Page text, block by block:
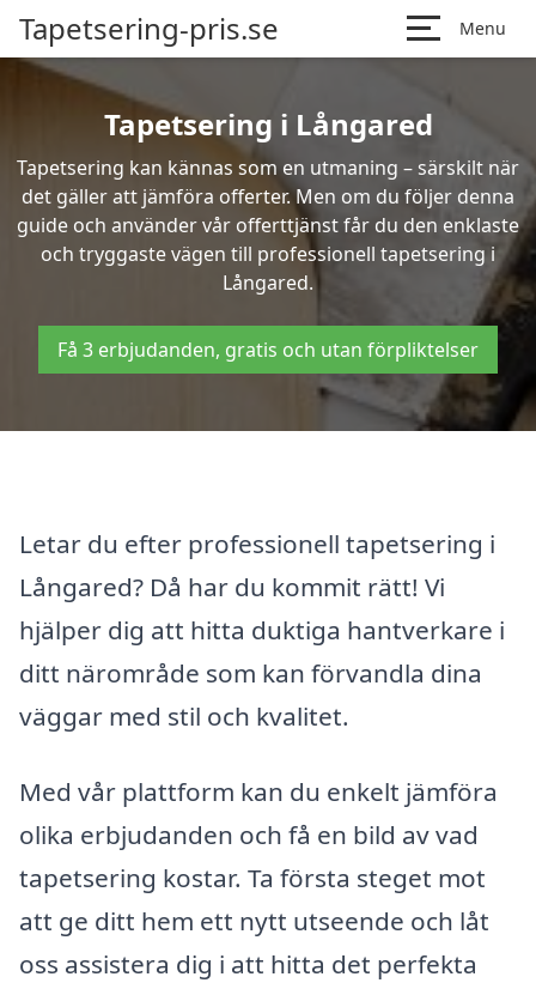
Tapetsering-pris.se Menu
Tapetsering i Långared
Tapetsering kan kännas som en utmaning – särskilt när
det gäller att jämföra offerter. Men om du följer denna
guide och använder vår offerttjänst får du den enklaste
och tryggaste vägen till professionell tapetsering i
Långared.
Få 3 erbjudanden, gratis och utan förpliktelser
Letar du efter professionell tapetsering i
Långared? Då har du kommit rätt! Vi
hjälper dig att hitta duktiga hantverkare i
ditt närområde som kan förvandla dina
väggar med stil och kvalitet.
Med vår plattform kan du enkelt jämföra
olika erbjudanden och få en bild av vad
tapetsering kostar. Ta första steget mot
att ge ditt hem ett nytt utseende och låt
oss assistera dig i att hitta det perfekta